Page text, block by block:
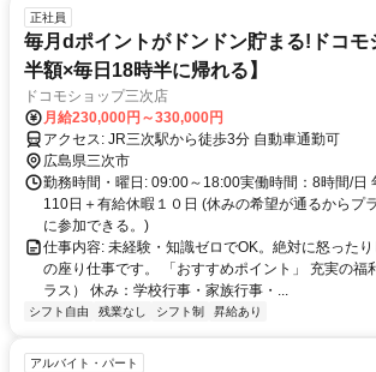
正社員
毎月dポイントがドンドン貯まる!ドコ
半額×毎日18時半に帰れる】
ドコモショップ三次店
月給230,000円～330,000円
アクセス: JR三次駅から徒歩3分 自動車通勤可
広島県三次市
勤務時間・曜日: 09:00～18:00実働時間：8時間/日
110日＋有給休暇１０日 (休みの希望が通るからプ
に参加できる。)
仕事内容: 未経験・知識ゼロでOK。絶対に怒った
の座り仕事です。 「おすすめポイント」 充実の福
ラス） 休み：学校行事・家族行事・...
シフト自由 残業なし シフト制 昇給あり
アルバイト・パート